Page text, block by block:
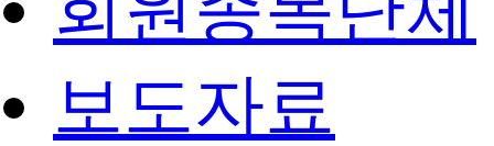
보도자료